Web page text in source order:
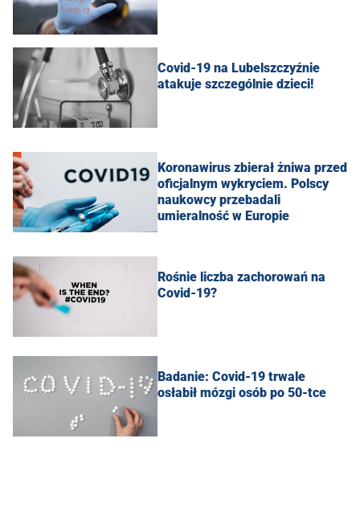
Covid-19 na Lubelszczyźnie
atakuje szczególnie dzieci!
Koronawirus zbierał żniwa przed
oficjalnym wykryciem. Polscy
naukowcy przebadali
umieralność w Europie
Rośnie liczba zachorowań na
Covid-19?
Badanie: Covid-19 trwale
osłabił mózgi osób po 50-tce